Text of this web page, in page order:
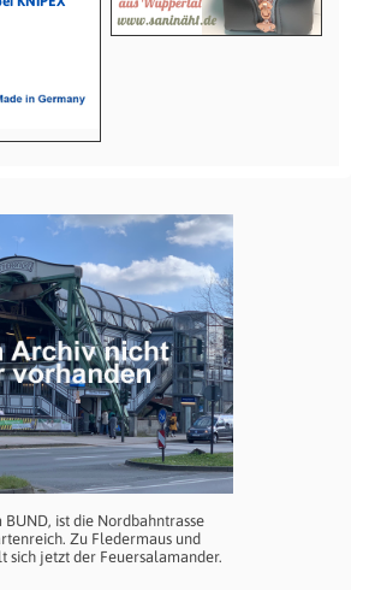
ist die Nordbahntrasse
Zu Fledermaus und
sich jetzt der Feuersalamander.